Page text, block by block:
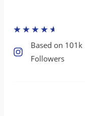
★★★★★
Based on 101k
Followers​